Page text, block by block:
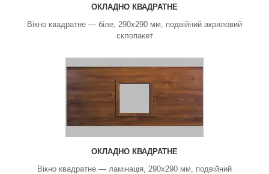
ОКЛАДНО КВАДРАТНЕ
Вікно квадратне — біле, 290х290 мм, подвійний акриловий
склопакет
ОКЛАДНО КВАДРАТНЕ
Вікно квадратне — ламінація, 290х290 мм, подвійний